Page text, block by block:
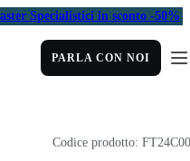
Specialistici in sconto -50%
PARLA CON NOI
Codice prodotto: